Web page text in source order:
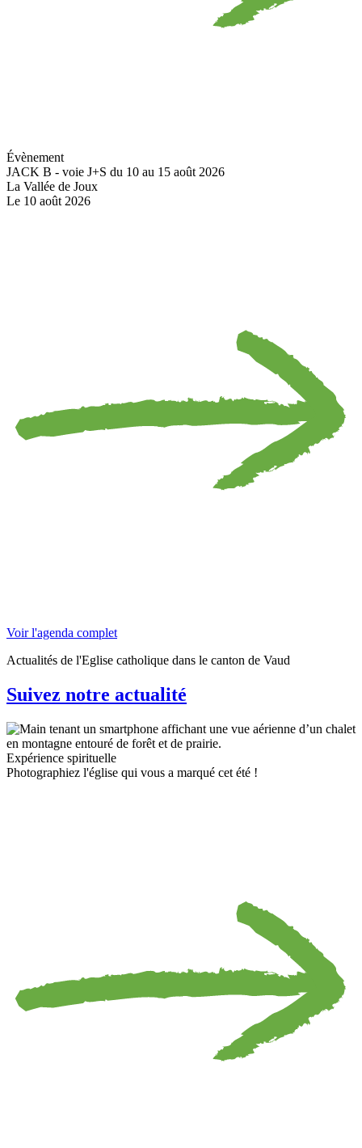
Évènement
JACK B - voie J+S du 10 au 15 août 2026
La Vallée de Joux
Le 10 août 2026
Voir l'agenda complet
Actualités de l'Eglise catholique dans le canton de Vaud
Suivez notre actualité
Expérience spirituelle
Photographiez l'église qui vous a marqué cet été !